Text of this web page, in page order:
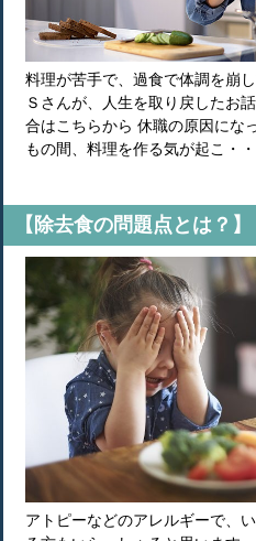
料理が苦手で、過食で体調を崩
Ｓさんが、人生を取り戻したお
合はこちらから 休職の原因にな
もの間、料理を作る気が起こ・
【除去食の問題点とは？】
アトピーなどのアレルギーで、